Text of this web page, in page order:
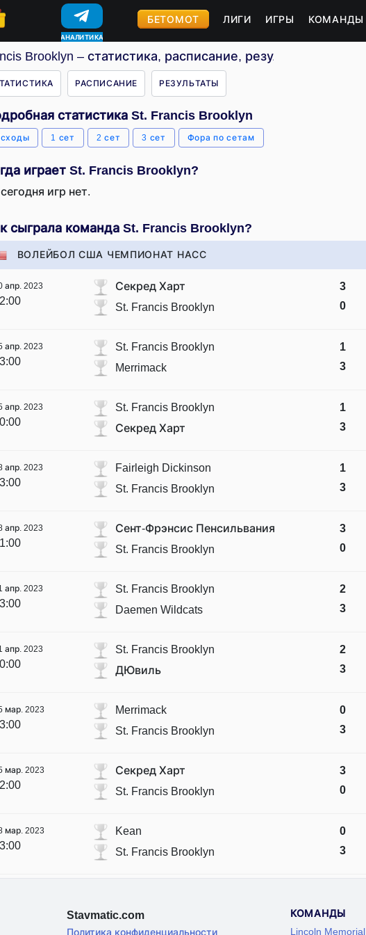
АНАЛИТИКА
БЕТОМОТ ЛИГИ ИГРЫ КОМАНДЫ
Brooklyn – статистика, расписание, результаты
РАСПИСАНИЕ РЕЗУЛЬТАТЫ
статистика St. Francis Brooklyn
1 сет 2 сет 3 сет Фора по сетам
играет St. Francis Brooklyn?
игр нет.
сыграла команда St. Francis Brooklyn?
ВОЛЕЙБОЛ США ЧЕМПИОНАТ НАСС
апр. 2023
Секред Харт
St. Francis Brooklyn
3
0
апр. 2023
St. Francis Brooklyn
Merrimack
1
3
апр. 2023
St. Francis Brooklyn
Секред Харт
1
3
апр. 2023
Fairleigh Dickinson
St. Francis Brooklyn
1
3
апр. 2023
Сент-Фрэнсис Пенсильвания
St. Francis Brooklyn
3
0
апр. 2023
St. Francis Brooklyn
Daemen Wildcats
2
3
апр. 2023
St. Francis Brooklyn
ДЮвиль
2
3
мар. 2023
Merrimack
St. Francis Brooklyn
0
3
мар. 2023
Секред Харт
St. Francis Brooklyn
3
0
мар. 2023
Kean
St. Francis Brooklyn
0
3
Stavmatic.com
Политика конфиденциальности
КОМАНДЫ
Lincoln Memorial